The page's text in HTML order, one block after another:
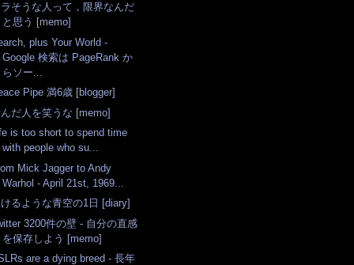
そうな人って，限界なんだ
と思う [memo]
plus Your World -
Google 検索は PageRank か
らソー...
Pipe 満6歳 [blogger]
だ人を笑うな [memo]
is too short to spend time
with people who su...
Mick Jagger to Andy
Warhol - April 21st, 1969...
るような青空の1日 [diary]
3200件の壁 - 自分の直感
を保存しよう [memo]
are a dying breed - 長年